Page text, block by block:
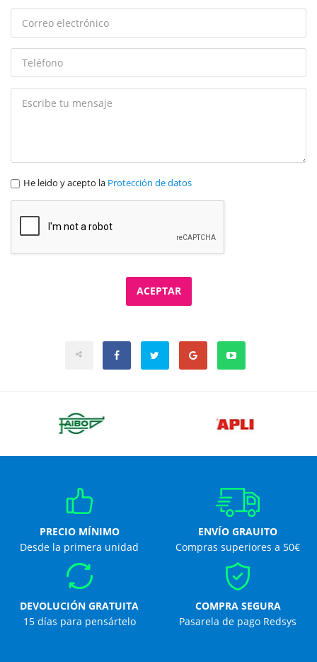
He leido y acepto la Protección de datos
ACEPTAR
PRECIO MÍNIMO
Desde la primera unidad
ENVÍO GRAUITO
Compras superiores a 50€
DEVOLUCIÓN GRATUITA
15 días para pensártelo
COMPRA SEGURA
Pasarela de pago Redsys